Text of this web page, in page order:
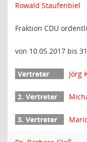
Rowald Staufenbiel
Fraktion CDU
von 10.05.2017 bis
Jörg